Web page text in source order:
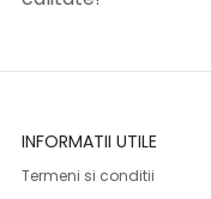
INFORMATII UTILE
Termeni si conditii